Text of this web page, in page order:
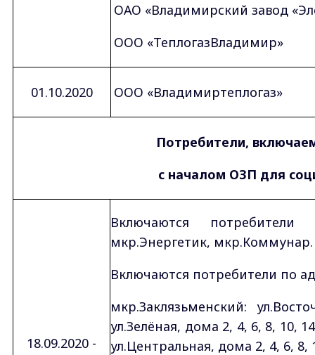
ОАО «Владимирский завод
ООО «ТеплогазВладимир»
01.10.2020 ООО «Владимиртеплогаз»
Потребители,
с началом ОЗП для
18.09.2020 -
Включаются потребители
мкр.Энергетик, мкр.Коммунар.
Включаются потребители по
мкр.Заклязьменский:
ул.Зелёная, дома 2, 4, 6, 8, 10,
ул.Центральная, дома 2, 4, 6, 8,